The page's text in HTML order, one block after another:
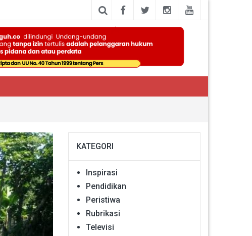
KATEGORI
Inspirasi
Pendidikan
Peristiwa
Rubrikasi
Televisi